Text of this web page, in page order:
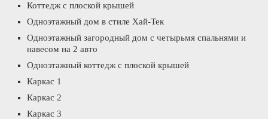
Коттедж с плоской крышей
Одноэтажный дом в стиле Хай-Тек
Одноэтажный загородный дом с четырьмя спальнями и
навесом на 2 авто
Одноэтажный коттедж с плоской крышей
Каркас 1
Каркас 2
Каркас 3